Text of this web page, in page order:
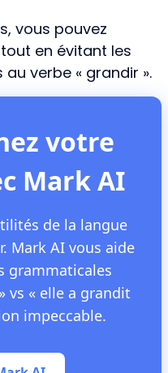
vous pouvez
en évitant les
verbe « grandir ».
votre
Mark AI
de la langue
Mark AI vous aide
grammaticales
vs « elle a grandit
impeccable.